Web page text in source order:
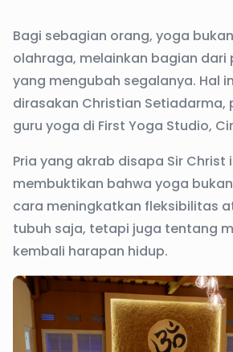
Bagi sebagian orang, yoga
olahraga, melainkan bagian dari
yang mengubah segalanya. Hal
dirasakan Christian Setiadarma,
guru yoga di First Yoga Studio,
Pria yang akrab disapa Sir Christ
membuktikan bahwa yoga
cara meningkatkan fleksibilitas
tubuh saja, tetapi juga tentang
kembali harapan hidup.